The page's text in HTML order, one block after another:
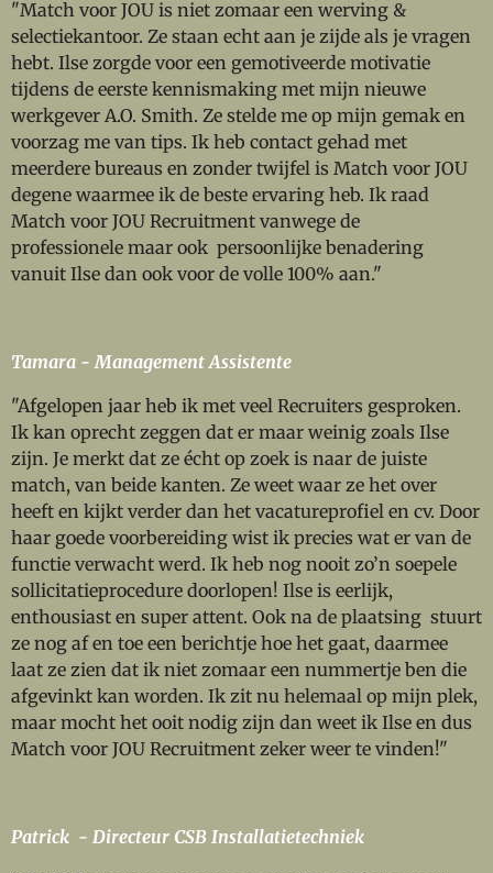
"Match voor JOU is niet zomaar een werving &
selectiekantoor. Ze staan echt aan je zijde als je vragen
hebt. Ilse zorgde voor een gemotiveerde motivatie
tijdens de eerste kennismaking met mijn nieuwe
werkgever A.O. Smith. Ze stelde me op mijn gemak en
voorzag me van tips. Ik heb contact gehad met
meerdere bureaus en zonder twijfel is Match voor JOU
degene waarmee ik de beste ervaring heb. Ik raad
Match voor JOU Recruitment vanwege de
professionele maar ook persoonlijke benadering
vanuit Ilse dan ook voor de volle 100% aan."
Tamara - Management Assistente
"Afgelopen jaar heb ik met veel Recruiters gesproken.
Ik kan oprecht zeggen dat er maar weinig zoals Ilse
zijn. Je merkt dat ze écht op zoek is naar de juiste
match, van beide kanten. Ze weet waar ze het over
heeft en kijkt verder dan het vacatureprofiel en cv. Door
haar goede voorbereiding wist ik precies wat er van de
functie verwacht werd. Ik heb nog nooit zo’n soepele
sollicitatieprocedure doorlopen! Ilse is eerlijk,
enthousiast en super attent. Ook na de plaatsing stuurt
ze nog af en toe een berichtje hoe het gaat, daarmee
laat ze zien dat ik niet zomaar een nummertje ben die
afgevinkt kan worden. Ik zit nu helemaal op mijn plek,
maar mocht het ooit nodig zijn dan weet ik Ilse en dus
Match voor JOU Recruitment zeker weer te vinden!"
Patrick - Directeur CSB Installatietechniek